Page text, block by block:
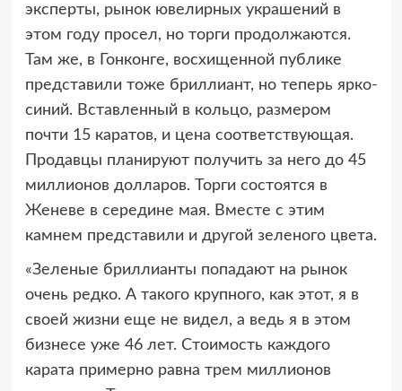
эксперты, рынок ювелирных украшений в
этом году просел, но торги продолжаются.
Там же, в Гонконге, восхищенной публике
представили тоже бриллиант, но теперь ярко-
синий. Вставленный в кольцо, размером
почти 15 каратов, и цена соответствующая.
Продавцы планируют получить за него до 45
миллионов долларов. Торги состоятся в
Женеве в середине мая. Вместе с этим
камнем представили и другой зеленого цвета.
«Зеленые бриллианты попадают на рынок
очень редко. А такого крупного, как этот, я в
своей жизни еще не видел, а ведь я в этом
бизнесе уже 46 лет. Стоимость каждого
карата примерно равна трем миллионов